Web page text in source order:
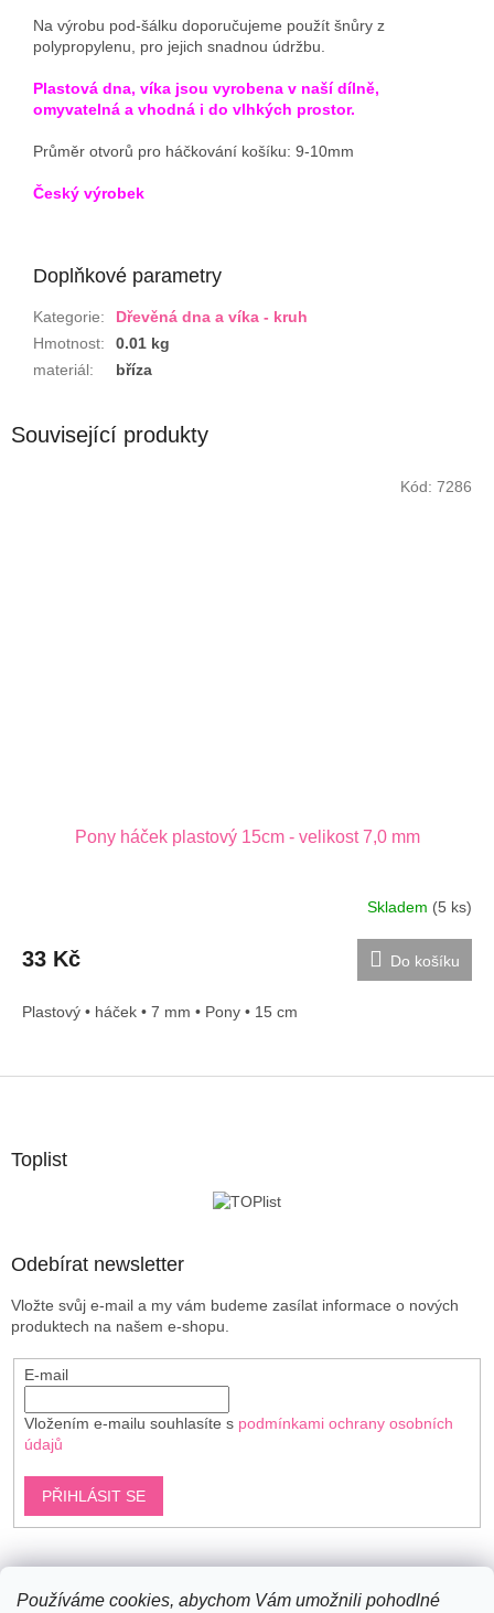
Používáme cookies, abychom Vám umožnili pohodlné
Na výrobu pod-šálku doporučujeme použít šnůry z
polypropylenu, pro jejich snadnou údržbu.
Plastová dna, víka jsou vyrobena v naší dílně,
omyvatelná a vhodná i do vlhkých prostor.
Průměr otvorů pro háčkování košíku: 9-10mm
Český výrobek
Doplňkové parametry
Kategorie:
Dřevěná dna a víka - kruh
Hmotnost:
0.01 kg
materiál: bříza
Související produkty
Pony háček plastový 15cm - velikost 7,0 mm
Skladem (5 ks)
33 Kč Do košíku
Plastový • háček • 7 mm • Pony • 15 cm
Kód: 7286
Toplist
Odebírat newsletter
Vložte svůj e-mail a my vám budeme zasílat informace o nových
produktech na našem e-shopu.
E-mail
Vložením e-mailu souhlasíte s podmínkami ochrany osobních
údajů
PŘIHLÁSIT SE